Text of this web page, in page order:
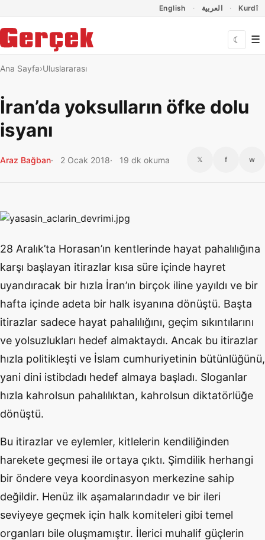
English العربية Kurdî
☾ ☰
Ana Sayfa Uluslararası
İran’da yoksulların öfke dolu
isyanı
Araz Bağban 2 Ocak 2018 19 dk okuma 𝕏 f w
28 Aralık’ta Horasan’ın kentlerinde hayat pahalılığına
karşı başlayan itirazlar kısa süre içinde hayret
uyandıracak bir hızla İran’ın birçok iline yayıldı ve bir
hafta içinde adeta bir halk isyanına dönüştü. Başta
itirazlar sadece hayat pahalılığını, geçim sıkıntılarını
ve yolsuzlukları hedef almaktaydı. Ancak bu itirazlar
hızla politikleşti ve İslam cumhuriyetinin bütünlüğünü,
yani dini istibdadı hedef almaya başladı. Sloganlar
hızla kahrolsun pahalılıktan, kahrolsun diktatörlüğe
dönüştü.
Bu itirazlar ve eylemler, kitlelerin kendiliğinden
harekete geçmesi ile ortaya çıktı. Şimdilik herhangi
bir öndere veya koordinasyon merkezine sahip
değildir. Henüz ilk aşamalarındadır ve bir ileri
seviyeye geçmek için halk komiteleri gibi temel
organları bile oluşmamıştır. İlerici muhalif güçlerin